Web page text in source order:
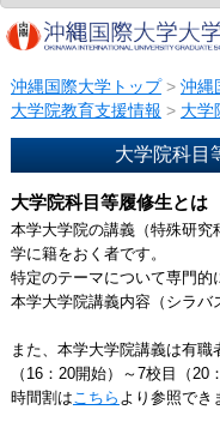
沖縄国際大学トップ > 沖縄
大学院教育支援情報 > 大学
大学院科目
大学院科目等履修生とは
本学大学院の講義（特殊研
学に籍をおく者です。
特定のテーマについて専門的
本学大学院講義内容（シラバ
また、本学大学院講義は有
（16：20開始）～7校目（20
時間割は こちら より参照でき